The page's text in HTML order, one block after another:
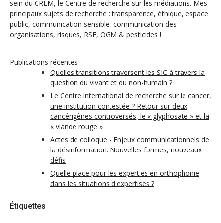
sein du CREM, le Centre de recherche sur les médiations. Mes
principaux sujets de recherche : transparence, éthique, espace
public, communication sensible, communication des
organisations, risques, RSE, OGM & pesticides !
Publications récentes
Quelles transitions traversent les SIC à travers la
question du vivant et du non-humain ?
Le Centre international de recherche sur le cancer,
une institution contestée ? Retour sur deux
cancérigènes controversés, le « glyphosate » et la
« viande rouge »
Actes de colloque - Enjeux communicationnels de
la désinformation. Nouvelles formes, nouveaux
défis
Quelle place pour les expert.es en orthophonie
dans les situations d'expertises ?
Étiquettes